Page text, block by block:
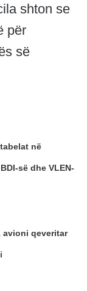
shton se
për
së
në
së dhe VLEN-
avioni qeveritar